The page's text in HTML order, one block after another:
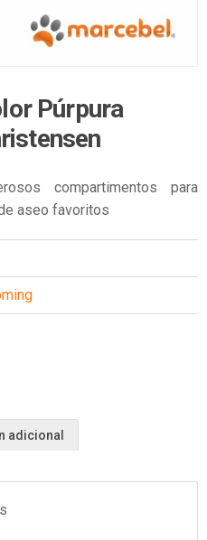
Púrpura
compartimentos para
aseo favoritos
adicional